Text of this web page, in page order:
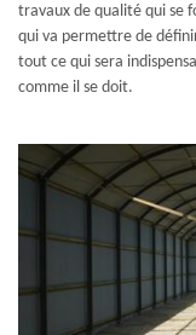
travaux de qualité qui se
qui va permettre de
tout ce qui sera
comme il se doit.